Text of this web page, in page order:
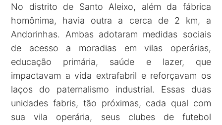
No distrito de Santo Aleixo, além da fábrica
homônima, havia outra a cerca de 2 km, a
Andorinhas. Ambas adotaram medidas sociais
de acesso a moradias em vilas operárias,
educação primária, saúde e lazer, que
impactavam a vida extrafabril e reforçavam os
laços do paternalismo industrial. Essas duas
unidades fabris, tão próximas, cada qual com
sua vila operária, seus clubes de futebol